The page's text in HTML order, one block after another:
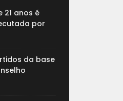
21 anos é
por
da base